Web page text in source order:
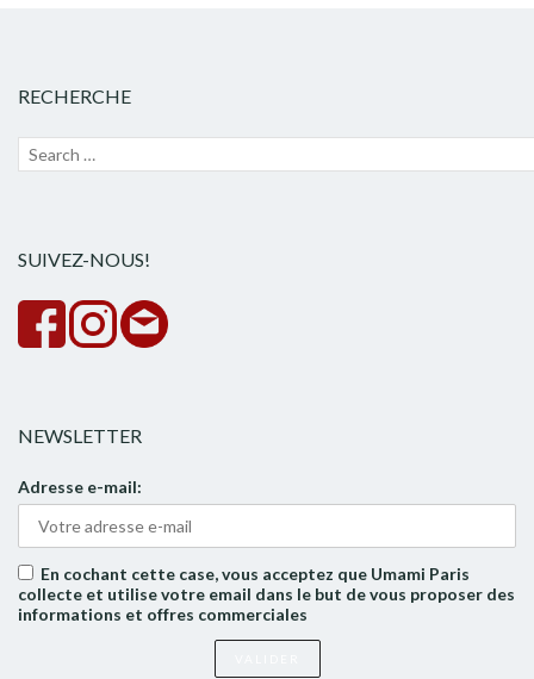
RECHERCHE
Recherche
SUIVEZ-NOUS!
NEWSLETTER
Adresse e-mail:
En cochant cette case, vous acceptez que Umami Paris
collecte et utilise votre email dans le but de vous proposer des
informations et offres commerciales